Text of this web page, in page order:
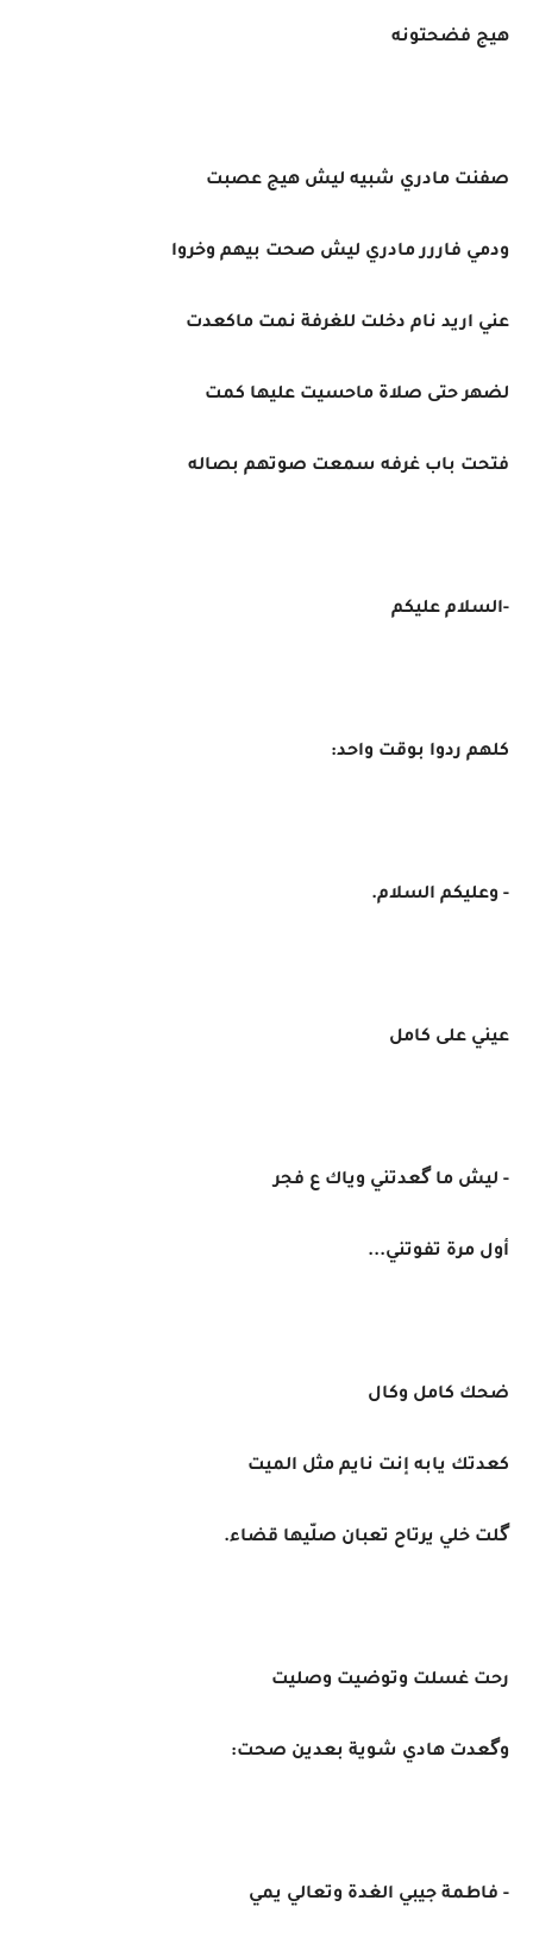
هيج فضحتونه
صفنت مادري شبيه ليش هيج عصبت
ودمي فاررر مادري ليش صحت بيهم وخروا
عني اريد نام دخلت للغرفة نمت ماكعدت
لضهر حتى صلاة ماحسيت عليها كمت
فتحت باب غرفه سمعت صوتهم بصاله
-السلام عليكم
كلهم ردوا بوقت واحد:
- وعليكم السلام.
عيني على كامل
- ليش ما گعدتني وياك ع فجر
أول مرة تفوتني...
ضحك كامل وكال
كعدتك يابه إنت نايم مثل الميت
گلت خلي يرتاح تعبان صلّيها قضاء.
رحت غسلت وتوضيت وصليت
وگعدت هادي شوية بعدين صحت:
- فاطمة جيبي الغدة وتعالي يمي